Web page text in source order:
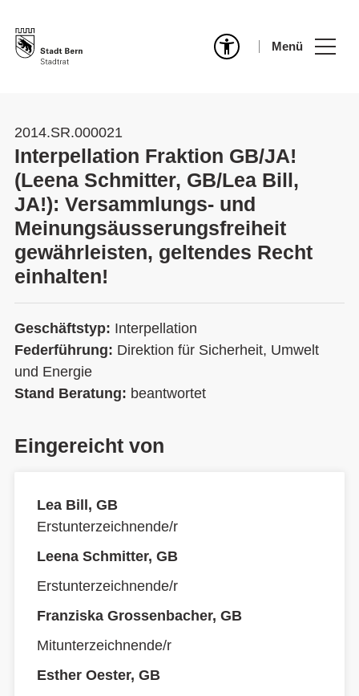
Menü
2014.SR.000021
Interpellation Fraktion GB/JA!
(Leena Schmitter, GB/Lea Bill,
JA!): Versammlungs- und
Meinungsäusserungsfreiheit
gewährleisten, geltendes Recht
einhalten!
Geschäftstyp: Interpellation
Federführung: Direktion für Sicherheit, Umwelt
und Energie
Stand Beratung: beantwortet
Eingereicht von
Lea Bill, GB
Erstunterzeichnende/r
Leena Schmitter, GB
Erstunterzeichnende/r
Franziska Grossenbacher, GB
Mitunterzeichnende/r
Esther Oester, GB